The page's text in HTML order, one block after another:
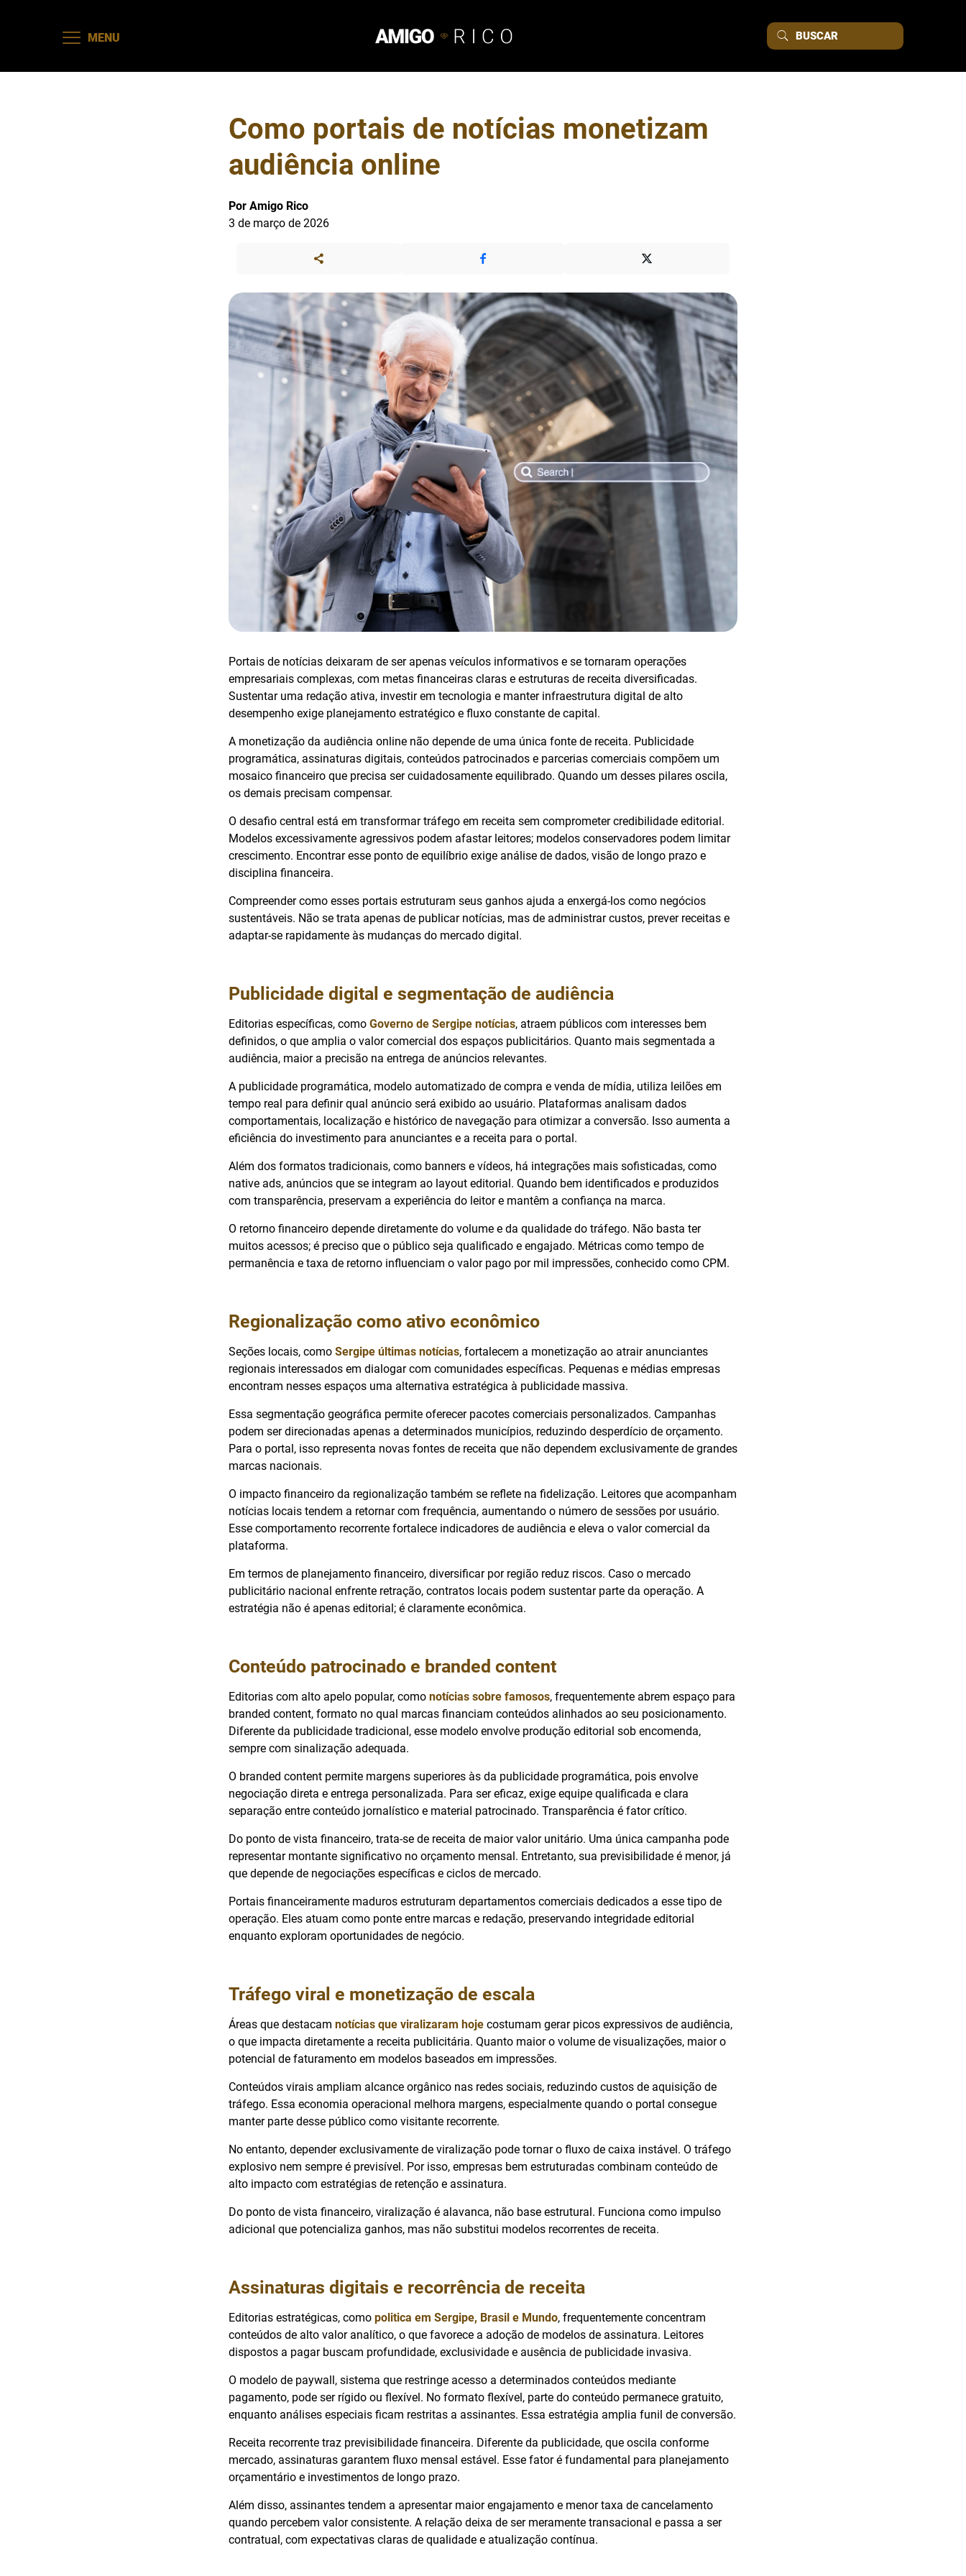
MENU
Como portais de notícias monetizam
audiência online
Por Amigo Rico
3 de março de 2026
Portais de notícias deixaram de ser apenas veículos informativos e se tornaram operações
empresariais complexas, com metas financeiras claras e estruturas de receita diversificadas.
Sustentar uma redação ativa, investir em tecnologia e manter infraestrutura digital de alto
desempenho exige planejamento estratégico e fluxo constante de capital.
A monetização da audiência online não depende de uma única fonte de receita. Publicidade
programática, assinaturas digitais, conteúdos patrocinados e parcerias comerciais compõem um
mosaico financeiro que precisa ser cuidadosamente equilibrado. Quando um desses pilares oscila,
os demais precisam compensar.
O desafio central está em transformar tráfego em receita sem comprometer credibilidade editorial.
Modelos excessivamente agressivos podem afastar leitores; modelos conservadores podem limitar
crescimento. Encontrar esse ponto de equilíbrio exige análise de dados, visão de longo prazo e
disciplina financeira.
Compreender como esses portais estruturam seus ganhos ajuda a enxergá-los como negócios
sustentáveis. Não se trata apenas de publicar notícias, mas de administrar custos, prever receitas e
adaptar-se rapidamente às mudanças do mercado digital.
Publicidade digital e segmentação de audiência
Editorias específicas, como Governo de Sergipe notícias, atraem públicos com interesses bem
definidos, o que amplia o valor comercial dos espaços publicitários. Quanto mais segmentada a
audiência, maior a precisão na entrega de anúncios relevantes.
A publicidade programática, modelo automatizado de compra e venda de mídia, utiliza leilões em
tempo real para definir qual anúncio será exibido ao usuário. Plataformas analisam dados
comportamentais, localização e histórico de navegação para otimizar a conversão. Isso aumenta a
eficiência do investimento para anunciantes e a receita para o portal.
Além dos formatos tradicionais, como banners e vídeos, há integrações mais sofisticadas, como
native ads, anúncios que se integram ao layout editorial. Quando bem identificados e produzidos
com transparência, preservam a experiência do leitor e mantêm a confiança na marca.
O retorno financeiro depende diretamente do volume e da qualidade do tráfego. Não basta ter
muitos acessos; é preciso que o público seja qualificado e engajado. Métricas como tempo de
permanência e taxa de retorno influenciam o valor pago por mil impressões, conhecido como CPM.
Regionalização como ativo econômico
Seções locais, como Sergipe últimas notícias, fortalecem a monetização ao atrair anunciantes
regionais interessados em dialogar com comunidades específicas. Pequenas e médias empresas
encontram nesses espaços uma alternativa estratégica à publicidade massiva.
Essa segmentação geográfica permite oferecer pacotes comerciais personalizados. Campanhas
podem ser direcionadas apenas a determinados municípios, reduzindo desperdício de orçamento.
Para o portal, isso representa novas fontes de receita que não dependem exclusivamente de grandes
marcas nacionais.
O impacto financeiro da regionalização também se reflete na fidelização. Leitores que acompanham
notícias locais tendem a retornar com frequência, aumentando o número de sessões por usuário.
Esse comportamento recorrente fortalece indicadores de audiência e eleva o valor comercial da
plataforma.
Em termos de planejamento financeiro, diversificar por região reduz riscos. Caso o mercado
publicitário nacional enfrente retração, contratos locais podem sustentar parte da operação. A
estratégia não é apenas editorial; é claramente econômica.
Conteúdo patrocinado e branded content
Editorias com alto apelo popular, como notícias sobre famosos, frequentemente abrem espaço para
branded content, formato no qual marcas financiam conteúdos alinhados ao seu posicionamento.
Diferente da publicidade tradicional, esse modelo envolve produção editorial sob encomenda,
sempre com sinalização adequada.
O branded content permite margens superiores às da publicidade programática, pois envolve
negociação direta e entrega personalizada. Para ser eficaz, exige equipe qualificada e clara
separação entre conteúdo jornalístico e material patrocinado. Transparência é fator crítico.
Do ponto de vista financeiro, trata-se de receita de maior valor unitário. Uma única campanha pode
representar montante significativo no orçamento mensal. Entretanto, sua previsibilidade é menor, já
que depende de negociações específicas e ciclos de mercado.
Portais financeiramente maduros estruturam departamentos comerciais dedicados a esse tipo de
operação. Eles atuam como ponte entre marcas e redação, preservando integridade editorial
enquanto exploram oportunidades de negócio.
Tráfego viral e monetização de escala
Áreas que destacam notícias que viralizaram hoje costumam gerar picos expressivos de audiência,
o que impacta diretamente a receita publicitária. Quanto maior o volume de visualizações, maior o
potencial de faturamento em modelos baseados em impressões.
Conteúdos virais ampliam alcance orgânico nas redes sociais, reduzindo custos de aquisição de
tráfego. Essa economia operacional melhora margens, especialmente quando o portal consegue
manter parte desse público como visitante recorrente.
No entanto, depender exclusivamente de viralização pode tornar o fluxo de caixa instável. O tráfego
explosivo nem sempre é previsível. Por isso, empresas bem estruturadas combinam conteúdo de
alto impacto com estratégias de retenção e assinatura.
Do ponto de vista financeiro, viralização é alavanca, não base estrutural. Funciona como impulso
adicional que potencializa ganhos, mas não substitui modelos recorrentes de receita.
Assinaturas digitais e recorrência de receita
Editorias estratégicas, como politica em Sergipe, Brasil e Mundo, frequentemente concentram
conteúdos de alto valor analítico, o que favorece a adoção de modelos de assinatura. Leitores
dispostos a pagar buscam profundidade, exclusividade e ausência de publicidade invasiva.
O modelo de paywall, sistema que restringe acesso a determinados conteúdos mediante
pagamento, pode ser rígido ou flexível. No formato flexível, parte do conteúdo permanece gratuito,
enquanto análises especiais ficam restritas a assinantes. Essa estratégia amplia funil de conversão.
Receita recorrente traz previsibilidade financeira. Diferente da publicidade, que oscila conforme
mercado, assinaturas garantem fluxo mensal estável. Esse fator é fundamental para planejamento
orçamentário e investimentos de longo prazo.
Além disso, assinantes tendem a apresentar maior engajamento e menor taxa de cancelamento
quando percebem valor consistente. A relação deixa de ser meramente transacional e passa a ser
contratual, com expectativas claras de qualidade e atualização contínua.